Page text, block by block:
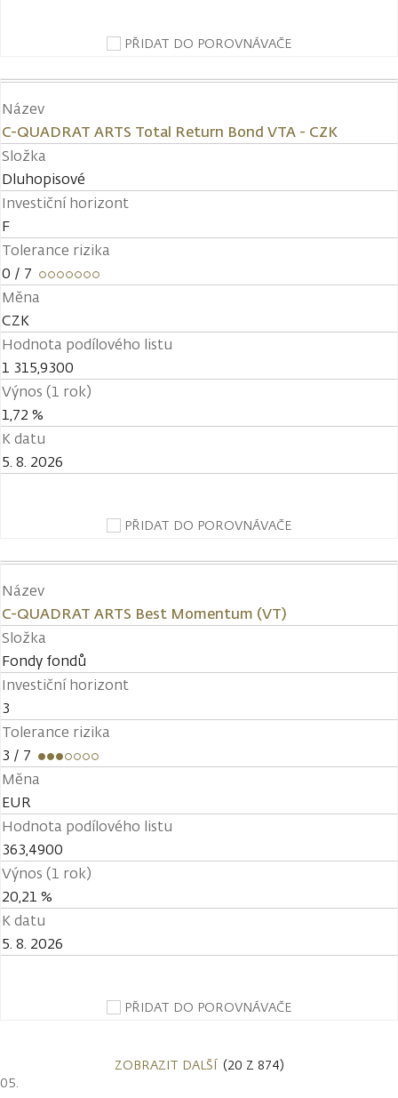
PŘIDAT DO POROVNÁVAČE
Název
C-QUADRAT ARTS Total Return Bond VTA - CZK
Složka
Dluhopisové
Investiční horizont
F
Tolerance rizika
0 / 7
Měna
CZK
Hodnota podílového listu
1 315,9300
Výnos (1 rok)
1,72 %
K datu
5. 8. 2026
PŘIDAT DO POROVNÁVAČE
Název
C-QUADRAT ARTS Best Momentum (VT)
Složka
Fondy fondů
Investiční horizont
3
Tolerance rizika
3 / 7
Měna
EUR
Hodnota podílového listu
363,4900
Výnos (1 rok)
20,21 %
K datu
5. 8. 2026
PŘIDAT DO POROVNÁVAČE
ZOBRAZIT DALŠÍ (20 Z 874)